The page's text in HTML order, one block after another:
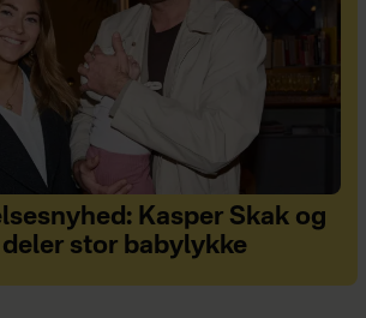
Kasper Skak og
stor babylykke